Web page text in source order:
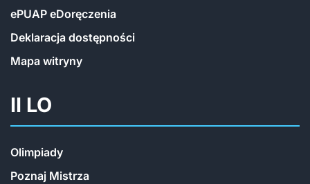
ePUAP eDoręczenia
Deklaracja dostępności
Mapa witryny
II LO
Olimpiady
Poznaj Mistrza